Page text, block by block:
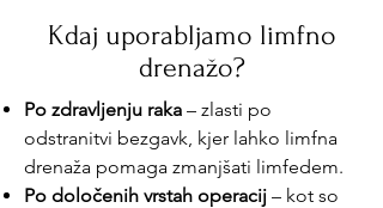
Kdaj uporabljamo limfno
drenažo?
Po zdravljenju raka – zlasti po
odstranitvi bezgavk, kjer lahko limfna
drenaža pomaga zmanjšati limfedem.
Po določenih vrstah operacij – kot so